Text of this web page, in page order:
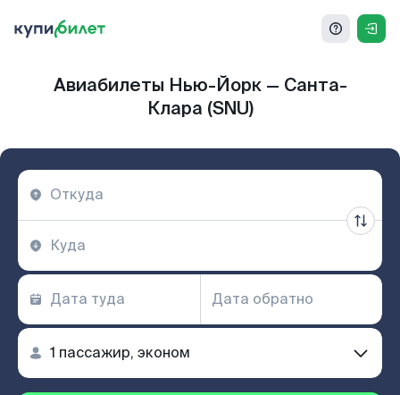
Авиабилеты Нью-Йорк — Санта-
Клара (SNU)